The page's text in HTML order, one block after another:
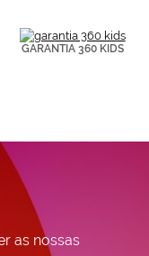
GARANTIA 360 KIDS
as nossas